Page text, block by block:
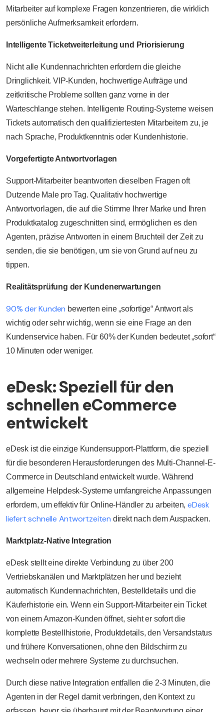
Mitarbeiter auf komplexe Fragen konzentrieren, die wirklich
persönliche Aufmerksamkeit erfordern.
Intelligente Ticketweiterleitung und Priorisierung
Nicht alle Kundennachrichten erfordern die gleiche
Dringlichkeit. VIP-Kunden, hochwertige Aufträge und
zeitkritische Probleme sollten ganz vorne in der
Warteschlange stehen. Intelligente Routing-Systeme weisen
Tickets automatisch den qualifiziertesten Mitarbeitern zu, je
nach Sprache, Produktkenntnis oder Kundenhistorie.
Vorgefertigte Antwortvorlagen
Support-Mitarbeiter beantworten dieselben Fragen oft
Dutzende Male pro Tag. Qualitativ hochwertige
Antwortvorlagen, die auf die Stimme Ihrer Marke und Ihren
Produktkatalog zugeschnitten sind, ermöglichen es den
Agenten, präzise Antworten in einem Bruchteil der Zeit zu
senden, die sie benötigen, um sie von Grund auf neu zu
tippen.
Realitätsprüfung der Kundenerwartungen
90% der Kunden bewerten eine „sofortige“ Antwort als
wichtig oder sehr wichtig, wenn sie eine Frage an den
Kundenservice haben. Für 60% der Kunden bedeutet „sofort“
10 Minuten oder weniger.
eDesk: Speziell für den
schnellen eCommerce
entwickelt
eDesk ist die einzige Kundensupport-Plattform, die speziell
für die besonderen Herausforderungen des Multi-Channel-E-
Commerce in Deutschland entwickelt wurde. Während
allgemeine Helpdesk-Systeme umfangreiche Anpassungen
erfordern, um effektiv für Online-Händler zu arbeiten, eDesk
liefert schnelle Antwortzeiten direkt nach dem Auspacken.
Marktplatz-Native Integration
eDesk stellt eine direkte Verbindung zu über 200
Vertriebskanälen und Marktplätzen her und bezieht
automatisch Kundennachrichten, Bestelldetails und die
Käuferhistorie ein. Wenn ein Support-Mitarbeiter ein Ticket
von einem Amazon-Kunden öffnet, sieht er sofort die
komplette Bestellhistorie, Produktdetails, den Versandstatus
und frühere Konversationen, ohne den Bildschirm zu
wechseln oder mehrere Systeme zu durchsuchen.
Durch diese native Integration entfallen die 2-3 Minuten, die
Agenten in der Regel damit verbringen, den Kontext zu